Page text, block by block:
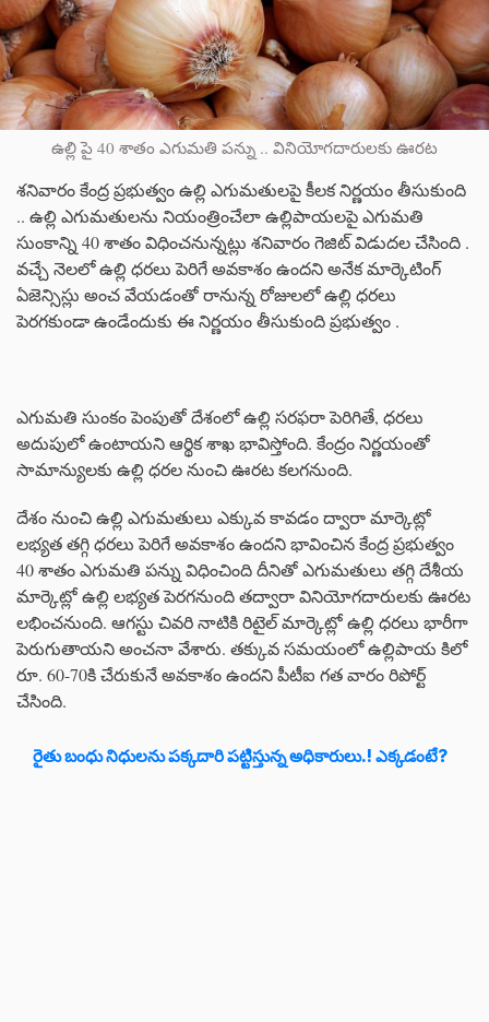
ఉల్లి పై 40 శాతం ఎగుమతి పన్ను .. వినియోగదారులకు ఊరట
శనివారం కేంద్ర ప్రభుత్వం ఉల్లి ఎగుమతులపై కీలక నిర్ణయం తీసుకుంది
.. ఉల్లి ఎగుమతులను నియంత్రించేలా ఉల్లిపాయలపై ఎగుమతి
సుంకాన్ని 40 శాతం విధించనున్నట్లు శనివారం గెజిట్ విడుదల చేసింది .
వచ్చే నెలలో ఉల్లి ధరలు పెరిగే అవకాశం ఉందని అనేక మార్కెటింగ్
ఏజెన్సిస్లు అంచ వేయడంతో రానున్న రోజులలో ఉల్లి ధరలు
పెరగకుండా ఉండేందుకు ఈ నిర్ణయం తీసుకుంది ప్రభుత్వం .
ఎగుమతి సుంకం పెంపుతో దేశంలో ఉల్లి సరఫరా పెరిగితే, ధరలు
అదుపులో ఉంటాయని ఆర్థిక శాఖ భావిస్తోంది. కేంద్రం నిర్ణయంతో
సామాన్యులకు ఉల్లి ధరల నుంచి ఊరట కలగనుంది.
దేశం నుంచి ఉల్లి ఎగుమతులు ఎక్కువ కావడం ద్వారా మార్కెట్లో
లభ్యత తగ్గి ధరలు పెరిగే అవకాశం ఉందని భావించిన కేంద్ర ప్రభుత్వం
40 శాతం ఎగుమతి పన్ను విధించింది దీనితో ఎగుమతులు తగ్గి దేశీయ
మార్కెట్లో ఉల్లి లభ్యత పెరగనుంది తద్వారా వినియోగదారులకు ఊరట
లభించనుంది. ఆగస్టు చివరి నాటికి రిటైల్ మార్కెట్లో ఉల్లి ధరలు భారీగా
పెరుగుతాయని అంచనా వేశారు. తక్కువ సమయంలో ఉల్లిపాయ కిలో
రూ. 60-70కి చేరుకునే అవకాశం ఉందని పీటీఐ గత వారం రిపోర్ట్
చేసింది.
రైతు బంధు నిధులను పక్కదారి పట్టిస్తున్న అధికారులు.! ఎక్కడంటే?